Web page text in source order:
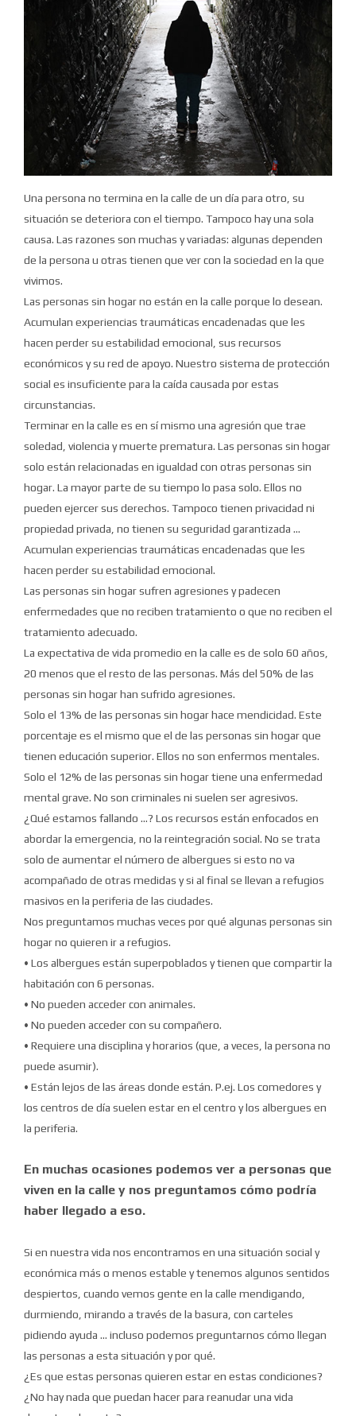
Una persona no termina en la calle de un día para otro, su
situación se deteriora con el tiempo. Tampoco hay una sola
causa. Las razones son muchas y variadas: algunas dependen
de la persona u otras tienen que ver con la sociedad en la que
vivimos.
Las personas sin hogar no están en la calle porque lo desean.
Acumulan experiencias traumáticas encadenadas que les
hacen perder su estabilidad emocional, sus recursos
económicos y su red de apoyo. Nuestro sistema de protección
social es insuficiente para la caída causada por estas
circunstancias.
Terminar en la calle es en sí mismo una agresión que trae
soledad, violencia y muerte prematura. Las personas sin hogar
solo están relacionadas en igualdad con otras personas sin
hogar. La mayor parte de su tiempo lo pasa solo. Ellos no
pueden ejercer sus derechos. Tampoco tienen privacidad ni
propiedad privada, no tienen su seguridad garantizada ...
Acumulan experiencias traumáticas encadenadas que les
hacen perder su estabilidad emocional.
Las personas sin hogar sufren agresiones y padecen
enfermedades que no reciben tratamiento o que no reciben el
tratamiento adecuado.
La expectativa de vida promedio en la calle es de solo 60 años,
20 menos que el resto de las personas. Más del 50% de las
personas sin hogar han sufrido agresiones.
Solo el 13% de las personas sin hogar hace mendicidad. Este
porcentaje es el mismo que el de las personas sin hogar que
tienen educación superior. Ellos no son enfermos mentales.
Solo el 12% de las personas sin hogar tiene una enfermedad
mental grave. No son criminales ni suelen ser agresivos.
¿Qué estamos fallando ...? Los recursos están enfocados en
abordar la emergencia, no la reintegración social. No se trata
solo de aumentar el número de albergues si esto no va
acompañado de otras medidas y si al final se llevan a refugios
masivos en la periferia de las ciudades.
Nos preguntamos muchas veces por qué algunas personas sin
hogar no quieren ir a refugios.
• Los albergues están superpoblados y tienen que compartir la
habitación con 6 personas.
• No pueden acceder con animales.
• No pueden acceder con su compañero.
• Requiere una disciplina y horarios (que, a veces, la persona no
puede asumir).
• Están lejos de las áreas donde están. P.ej. Los comedores y
los centros de día suelen estar en el centro y los albergues en
la periferia.
En muchas ocasiones podemos ver a personas que
viven en la calle y nos preguntamos cómo podría
haber llegado a eso.
Si en nuestra vida nos encontramos en una situación social y
económica más o menos estable y tenemos algunos sentidos
despiertos, cuando vemos gente en la calle mendigando,
durmiendo, mirando a través de la basura, con carteles
pidiendo ayuda ... incluso podemos preguntarnos cómo llegan
las personas a esta situación y por qué.
¿Es que estas personas quieren estar en estas condiciones?
¿No hay nada que puedan hacer para reanudar una vida